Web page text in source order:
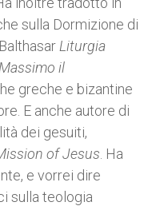
sulla Dormizione di
Liturgia
il
greche e bizantine
E anche autore di
dei gesuiti,
of Jesus . Ha
e vorrei dire
sulla teologia